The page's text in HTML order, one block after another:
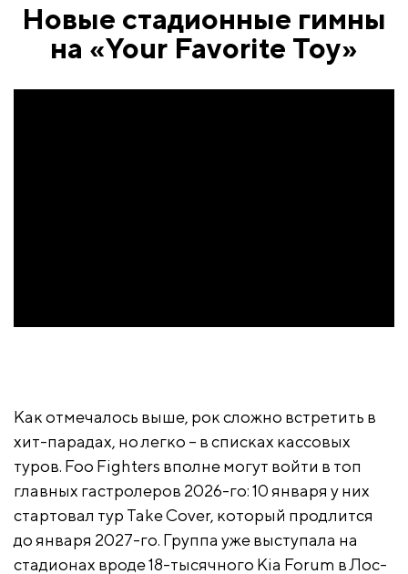
Новые стадионные гимны
на «Your Favorite Toy»
Как отмечалось выше, рок сложно встретить в
хит-парадах, но легко – в списках кассовых
туров. Foo Fighters вполне могут войти в топ
главных гастролеров 2026-го: 10 января у них
стартовал тур Take Cover, который продлится
до января 2027-го. Группа уже выступала на
стадионах вроде 18-тысячного Kia Forum в Лос-